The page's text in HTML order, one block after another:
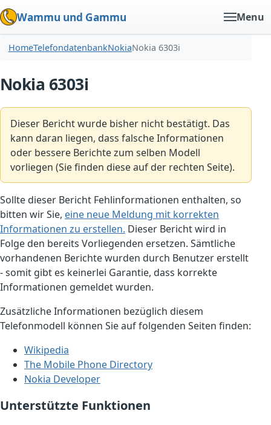
Wammu und Gammu Menu
HomeTelefondatenbankNokiaNokia 6303i
Nokia 6303i
Dieser Bericht wurde bisher nicht bestätigt. Das
kann daran liegen, dass falsche Informationen
oder bessere Berichte zum selben Modell
vorliegen (Sie finden diese auf der rechten Seite).
Sollte dieser Bericht Fehlinformationen enthalten, so
bitten wir Sie, eine neue Meldung mit korrekten
Informationen zu erstellen. Dieser Bericht wird in
Folge den bereits Vorliegenden ersetzen. Sämtliche
vorhandenen Berichte wurden durch Benutzer erstellt
- somit gibt es keinerlei Garantie, dass korrekte
Informationen gemeldet wurden.
Zusätzliche Informationen bezüglich diesem
Telefonmodell können Sie auf folgenden Seiten finden:
Wikipedia
The Mobile Phone Directory
Nokia Developer
Unterstützte Funktionen